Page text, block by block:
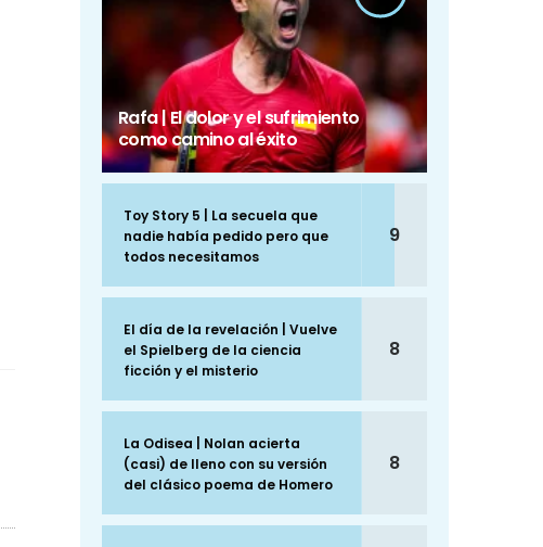
Rafa | El dolor y el sufrimiento
como camino al éxito
Toy Story 5 | La secuela que
nadie había pedido pero que
todos necesitamos
9
El día de la revelación | Vuelve
el Spielberg de la ciencia
ficción y el misterio
8
La Odisea | Nolan acierta
(casi) de lleno con su versión
del clásico poema de Homero
8